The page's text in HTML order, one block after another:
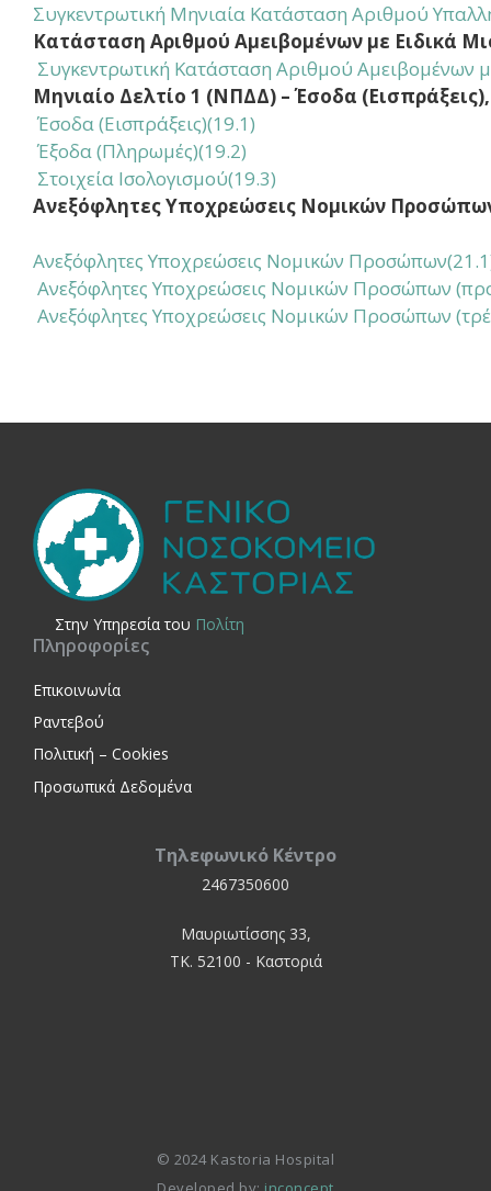
Συγκεντρωτική Μηνιαία Κατάσταση Αριθμού
Κατάσταση Αριθμού Αμειβομένων με Ειδικά
Συγκεντρωτική Κατάσταση Αριθμού Αμειβομένων
Μηνιαίο Δελτίο 1 (ΝΠΔΔ) – Έσοδα
Έσοδα (Εισπράξεις)(19.1)
Έξοδα (Πληρωμές)(19.2)
Στοιχεία Ισολογισμού(19.3)
Ανεξόφλητες Υποχρεώσεις Νομικών
Ανεξόφλητες Υποχρεώσεις Νομικών
Ανεξόφλητες Υποχρεώσεις Νομικών Προσώπων
Ανεξόφλητες Υποχρεώσεις Νομικών Προσώπων
Στην Yπηρεσία του Πολίτη
Πληροφορίες
Επικοινωνία
Ραντεβού
Πολιτική – Cookies
Προσωπικά Δεδομένα
Τηλεφωνικό Κέντρο
2467350600
Μαυριωτίσσης 33,
ΤΚ. 52100 - Καστοριά
© 2024 Kastoria Hospital